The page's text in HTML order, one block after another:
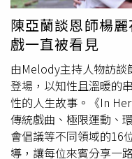
師能第一時間介入，如
也許就有機會爭取更多
停留在宣導，而應建立
楊爸爸也知道，設置求
見，但他仍希望政府願
一不要再發生。」除了
注高關懷學生輔導、特
正需要幫助的孩子能被
重大校園暴力事件的風
陳亞蘭談恩師楊
戲一直被看見
由Melody主持人物訪談
登場，以知性且溫暖的
性的人生故事。《In
傳統戲曲、極限運動、
會倡議等不同領域的16
導，讓每位來賓分享一